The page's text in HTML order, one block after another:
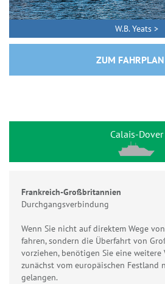
W.B. Yeats >
ZUM
Calais-Dover
Frankreich-Großbritannien
Durchgangsverbindung
Wenn Sie nicht auf direktem Wege
fahren, sondern die Überfahrt von
vorziehen, benötigen Sie eine weitere
zunächst vom europäischen Festland
gelangen.